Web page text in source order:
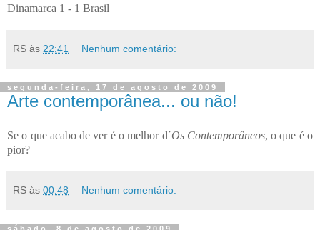
Dinamarca 1 - 1 Brasil
RS às 22:41 Nenhum comentário:
segunda-feira, 17 de agosto de 2009
Arte contemporânea... ou não!
Se o que acabo de ver é o melhor d´Os Contemporâneos, o que é o
pior?
RS às 00:48 Nenhum comentário: